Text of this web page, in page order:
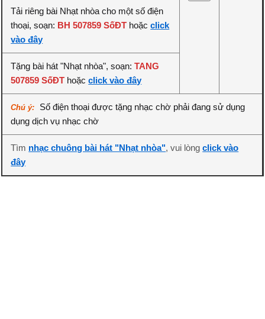
Tải riêng bài Nhạt nhòa cho một số điện
thoại, soạn: BH 507859 SốĐT hoặcclick
vào đây
Tặng bài hát "Nhạt nhòa", soạn:TANG
507859 SốĐT hoặcclick vào đây
Chú ý:
Số điện thoại được tặng nhạc chờ phải đang sử dụng
dụng dịch vụ nhạc chờ
Tìm nhạc chuông bài hát "Nhạt nhòa", vui lòngclick vào
đây